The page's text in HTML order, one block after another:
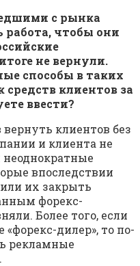
с рынка
работа, чтобы они
не вернули.
способы в таких
средств клиентов за
ввести?
клиентов без
и клиента не
впоследствии
их закрыть
форекс-
Более того, если
«форекс-дилер», то по-
рекламные